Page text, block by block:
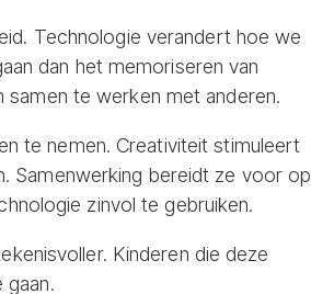
Technologie verandert hoe we
dan het memoriseren van
te werken met anderen.
te nemen. Creativiteit stimuleert
Samenwerking bereidt ze voor op
zinvol te gebruiken.
Kinderen die deze